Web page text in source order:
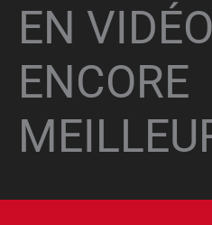
EN
ENCORE